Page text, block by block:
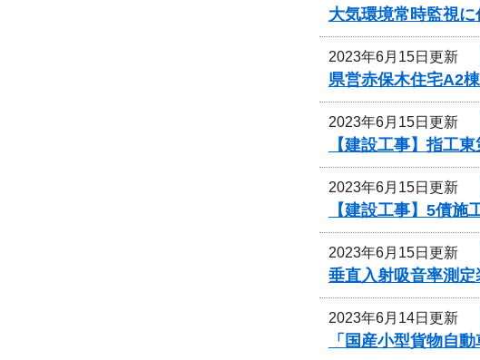
大気環境常時監視
2023年6月15日更新
県営赤保木住宅A2
2023年6月15日更新
【建設工事】指工
2023年6月15日更新
【建設工事】5債
2023年6月15日更新
垂直入射吸音率測
2023年6月14日更新
「国産小型貨物自